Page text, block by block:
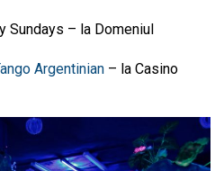
Sundays – la Domeniul
Argentinian – la Casino